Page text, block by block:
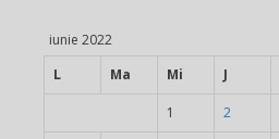
iunie 2022
L
Ma Mi J
1 2